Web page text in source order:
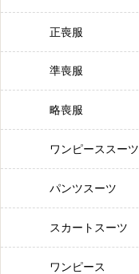
正喪服
準喪服
略喪服
ワンピーススーツ
パンツスーツ
スカートスーツ
ワンピース